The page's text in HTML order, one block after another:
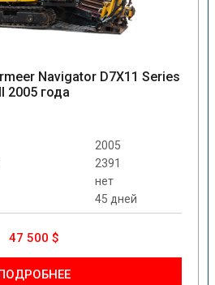
Navigator D7X11 Series
II 2005 года
2005
2391
нет
45 дней
47 500 $